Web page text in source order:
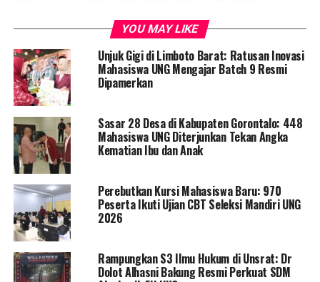
Dalam pelaksanaannya proses vaksinasi akan
dioptimalkan agar seluruh Dosen dan Tendik dapat
memperoleh vaksin Sinovac, dalam rangka
menyukseskan program vaksinasi Nasional yang
dilaksanakan oleh Pemerintah.
“Untuk saat ini tahap vaksinasi di tujukan kepada
seluruh Dosen dan Tendik yang menjadi bagian UNG.
Adapun untuk Mahasiswa, kami masih menunggu
program dan petunjuk lebih lanjut dari Kementerian
terkait,” ujar Rektor.
Menurut Rektor sebelumnya UNG telah melaksanakan
tahapan Tracking dan Swab Test Covid-19, dimana dari
hasil tersebut terdapat beberapa Dosen maupun Tendik
YOU MAY LIKE
Unjuk Gigi di Limboto Barat: Ratusan Inovasi
Mahasiswa UNG Mengajar Batch 9 Resmi
Dipamerkan
Sasar 28 Desa di Kabupaten Gorontalo: 448
Mahasiswa UNG Diterjunkan Tekan Angka
Kematian Ibu dan Anak
Perebutkan Kursi Mahasiswa Baru: 970
Peserta Ikuti Ujian CBT Seleksi Mandiri UNG
2026
Rampungkan S3 Ilmu Hukum di Unsrat: Dr
Dolot Alhasni Bakung Resmi Perkuat SDM